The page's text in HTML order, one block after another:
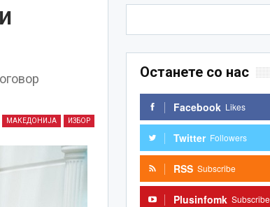
МАКЕДОНИЈА ИЗБОР
Останете со нас
Facebook Likes
Twitter Followers
RSS Subscribe
Plusinfomk Subscribe